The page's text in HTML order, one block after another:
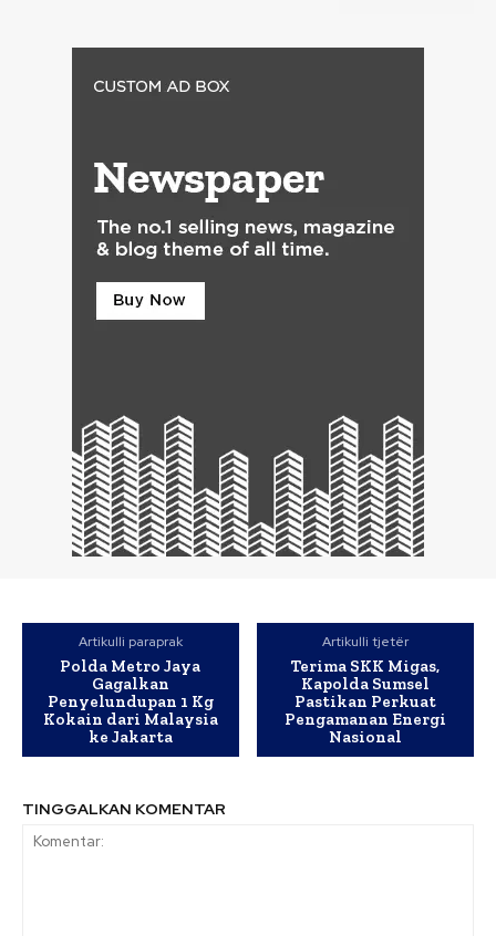
Artikulli paraprak
Polda Metro Jaya
Gagalkan
Penyelundupan 1 Kg
Kokain dari Malaysia
ke Jakarta
Artikulli tjetër
Terima SKK Migas,
Kapolda Sumsel
Pastikan Perkuat
Pengamanan Energi
Nasional
TINGGALKAN KOMENTAR